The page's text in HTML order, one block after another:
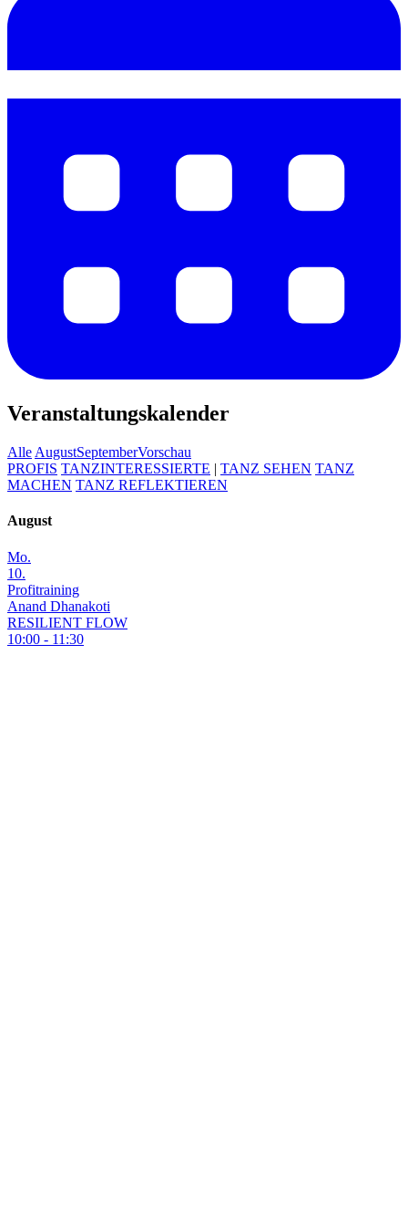
Veranstaltungskalender
Alle AugustSeptemberVorschau
PROFIS TANZINTERESSIERTE | TANZ SEHEN TANZ
MACHEN TANZ REFLEKTIEREN
August
Mo.
10.
Profitraining
Anand Dhanakoti
RESILIENT FLOW
10:00 - 11:30